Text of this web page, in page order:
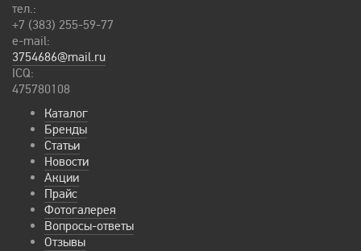
тел.:
+7 (383) 255-59-77
e-mail:
3754686@mail.ru
ICQ:
475780108
Каталог
Бренды
Статьи
Новости
Акции
Прайс
Фотогалерея
Вопросы-ответы
Отзывы